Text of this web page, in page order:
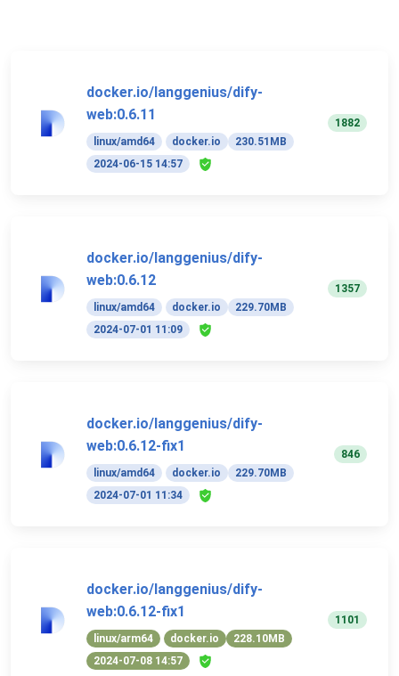
docker.io/langgenius/dify-
web:0.6.11
linux/amd64 docker.io
230.51MB
2024-06-15 14:57
1882
docker.io/langgenius/dify-
web:0.6.12
linux/amd64 docker.io
229.70MB
2024-07-01 11:09
1357
docker.io/langgenius/dify-
web:0.6.12-fix1
linux/amd64 docker.io
229.70MB
2024-07-01 11:34
846
docker.io/langgenius/dify-
web:0.6.12-fix1
linux/arm64 docker.io
228.10MB
2024-07-08 14:57
1101